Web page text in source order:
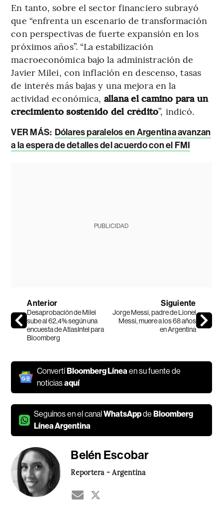
En tanto, sobre el sector financiero subrayó
que “enfrenta un escenario de transformación
con perspectivas de fuerte expansión en los
próximos años”. “La estabilización
macroeconómica bajo la administración de
Javier Milei, con inflación en descenso, tasas
de interés más bajas y una mejora en la
actividad económica, allana el camino para un
crecimiento sostenido del crédito”, indicó.
VER MÁS: Dólares paralelos en Argentina avanzan
a la espera de detalles del acuerdo con el FMI
PUBLICIDAD
Anterior
Desaprobación de Milei
sube al 62,4% según una
encuesta de AtlasIntel para
Bloomberg
Siguiente
Jorge Messi, padre de Lionel
Messi, muere a los 68 años
en Argentina
ConvertíBloomberg Línea en su fuente de
noticiasaquí
Seguínos en el canalWhatsAppdeBloomberg
Línea Argentina
Belén Escobar
Reportera - Argentina